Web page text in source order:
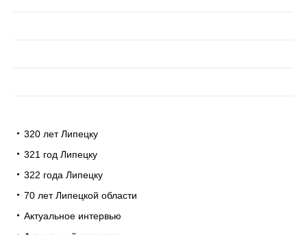
320 лет Липецку
321 год Липецку
322 года Липецку
70 лет Липецкой области
Актуальное интервью